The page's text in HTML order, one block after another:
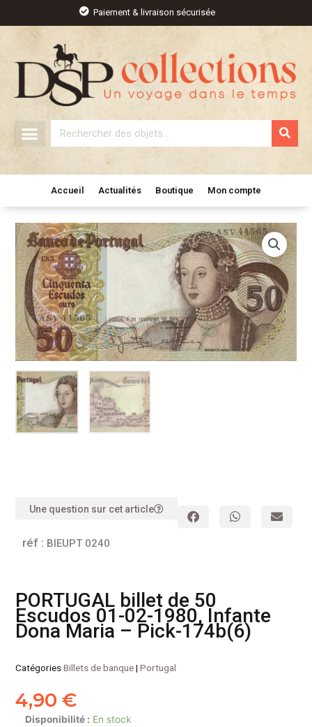
contenu
Paiement & livraison sécurisée
Rechercher
Accueil Actualités Boutique Mon compte
Une question sur cet article
réf : BIEUPT 0240
PORTUGAL billet de 50
Escudos 01-02-1980, Infante
Dona Maria – Pick-174b(6)
CatégoriesBillets de banque|Portugal
4,90€
Disponibilité : En stock
quantité